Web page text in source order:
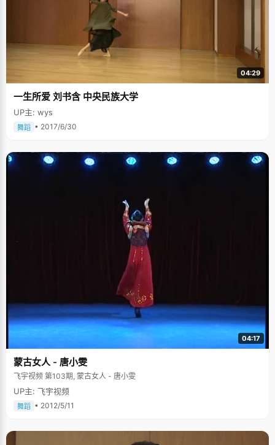
04:29
一生所爱 刘书含 中央民族大学
UP主: wys
舞蹈 • 2017/6/30
04:17
蒙古女人 - 唐小雯
飞宇视频 第103期, 蒙古女人 - 唐小雯
UP主: 飞宇视频
舞蹈 • 2012/5/11